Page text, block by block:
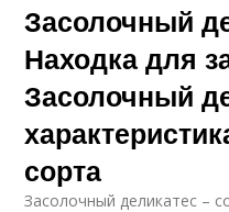
Засолочный
Находка для
Засолочный
сорта
Засолочный деликатес –